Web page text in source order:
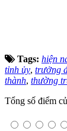
Tags: hiện
tỉnh ủy, trưởng
thành, thường
Tổng số điểm